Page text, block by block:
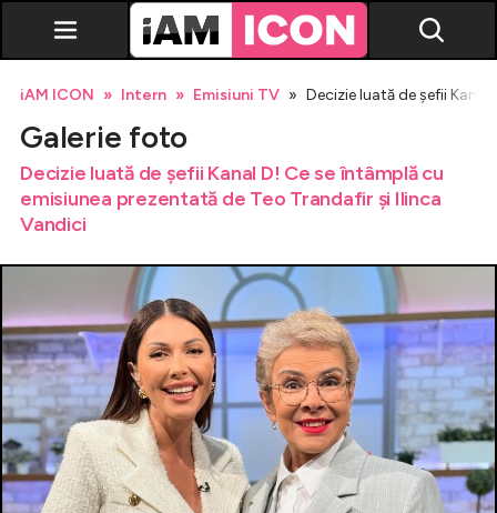
Breaking news
Evenimente
Emisiuni TV
Horoscop
Lifestyle
iAM ICON Intern Emisiuni TV Decizie luată de șefii
Galerie foto
Decizie luată de șefii Kanal D! Ce se întâmplă cu
emisiunea prezentată de Teo Trandafir și Ilinca
Vandici